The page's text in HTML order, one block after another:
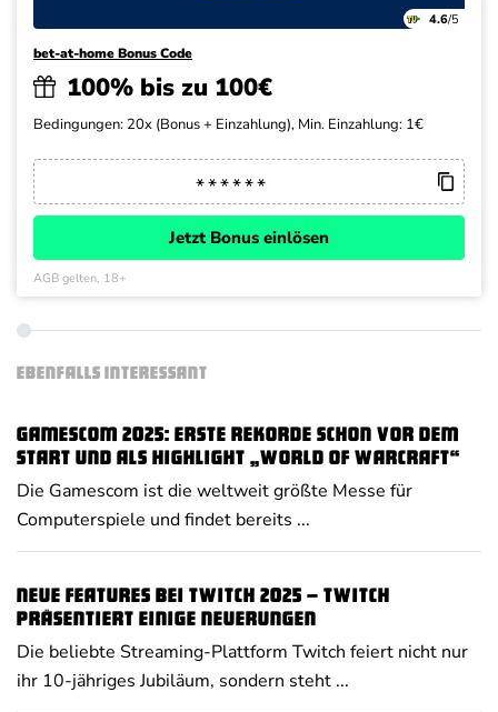
4.6/5
bet-at-home Bonus Code
100% bis zu 100€
Bedingungen: 20x (Bonus + Einzahlung), Min. Einzahlung: 1€
Jetzt Bonus einlösen
AGB gelten, 18+
EBENFALLS INTERESSANT
Gamescom 2025: Erste Rekorde schon vor dem
Start und als Highlight „World of Warcraft“
Die Gamescom ist die weltweit größte Messe für
Computerspiele und findet bereits ...
Neue Features bei Twitch 2025 – Twitch
präsentiert einige Neuerungen
Die beliebte Streaming-Plattform Twitch feiert nicht nur
ihr 10-jähriges Jubiläum, sondern steht ...